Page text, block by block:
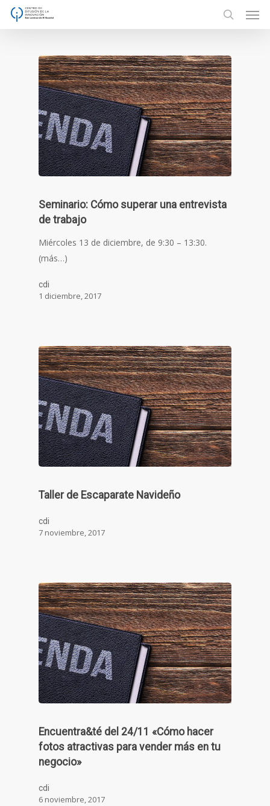
Skip
search
Seminario: Cómo superar una entrevista
de trabajo
Miércoles 13 de diciembre, de 9:30 – 13:30.
(más…)
cdi
1 diciembre, 2017
Taller de Escaparate Navideño
cdi
7 noviembre, 2017
Encuentra&té del 24/11 «Cómo hacer
fotos atractivas para vender más en tu
negocio»
cdi
6 noviembre, 2017